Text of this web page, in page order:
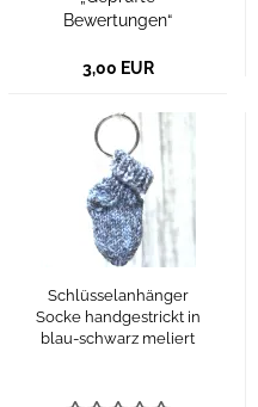
Bewertungen“
3,00 EUR
Schlüsselanhänger
Socke handgestrickt in
blau-schwarz meliert